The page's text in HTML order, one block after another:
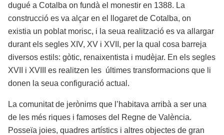
dugué a Cotalba on fundà el monestir en 1388. La
construcció es va alçar en el llogaret de Cotalba, on
existia un poblat morisc, i la seua realització es va allargar
durant els segles XIV, XV i XVII, per la qual cosa barreja
diversos estils: gòtic, renaixentista i mudèjar. En els segles
XVII i XVIII es realitzen les últimes transformacions que li
donen la seua configuració actual.
La comunitat de jerònims que l’habitava arribà a ser una
de les més riques i famoses del Regne de València.
Posseïa joies, quadres artístics i altres objectes de gran